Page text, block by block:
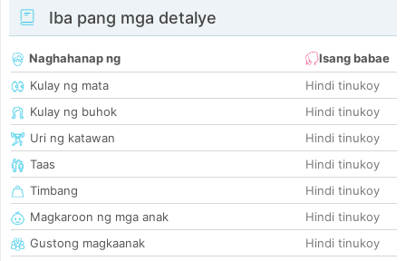
Iba pang mga detalye
Naghahanap ng
Isang babae
Kulay ng mata
Hindi tinukoy
Kulay ng buhok
Hindi tinukoy
Uri ng katawan
Hindi tinukoy
Taas
Hindi tinukoy
Timbang
Hindi tinukoy
Magkaroon ng mga anak
Hindi tinukoy
Gustong magkaanak
Hindi tinukoy